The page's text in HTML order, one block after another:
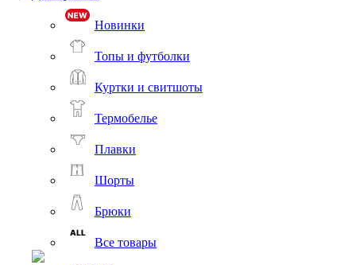
Новинки
Топы и футболки
Куртки и свитшоты
Термобелье
Плавки
Шорты
Брюки
Все товары